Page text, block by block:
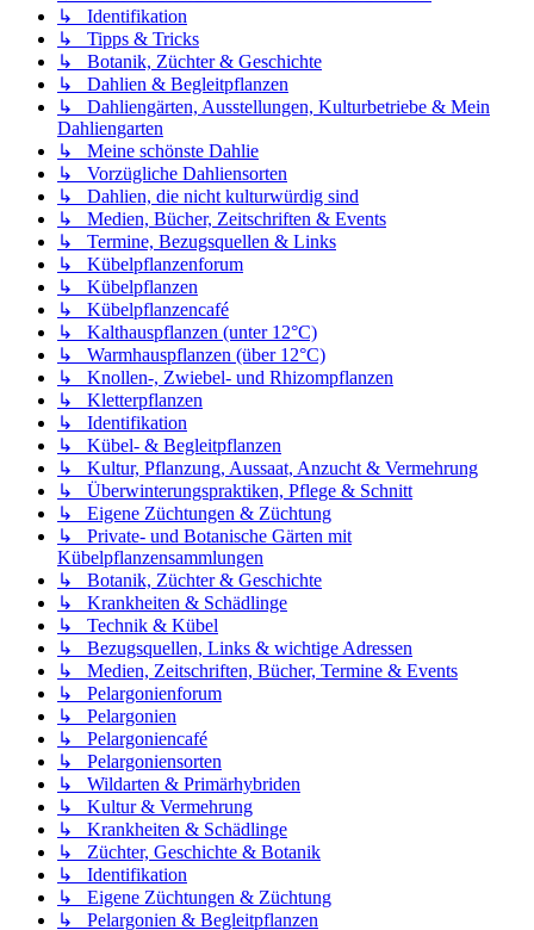
↳ Identifikation
↳ Tipps & Tricks
↳ Botanik, Züchter & Geschichte
↳ Dahlien & Begleitpflanzen
↳ Dahliengärten, Ausstellungen, Kulturbetriebe & Mein
Dahliengarten
↳ Meine schönste Dahlie
↳ Vorzügliche Dahliensorten
↳ Dahlien, die nicht kulturwürdig sind
↳ Medien, Bücher, Zeitschriften & Events
↳ Termine, Bezugsquellen & Links
↳ Kübelpflanzenforum
↳ Kübelpflanzen
↳ Kübelpflanzencafé
↳ Kalthauspflanzen (unter 12°C)
↳ Warmhauspflanzen (über 12°C)
↳ Knollen-, Zwiebel- und Rhizompflanzen
↳ Kletterpflanzen
↳ Identifikation
↳ Kübel- & Begleitpflanzen
↳ Kultur, Pflanzung, Aussaat, Anzucht & Vermehrung
↳ Überwinterungspraktiken, Pflege & Schnitt
↳ Eigene Züchtungen & Züchtung
↳ Private- und Botanische Gärten mit
Kübelpflanzensammlungen
↳ Botanik, Züchter & Geschichte
↳ Krankheiten & Schädlinge
↳ Technik & Kübel
↳ Bezugsquellen, Links & wichtige Adressen
↳ Medien, Zeitschriften, Bücher, Termine & Events
↳ Pelargonienforum
↳ Pelargonien
↳ Pelargoniencafé
↳ Pelargoniensorten
↳ Wildarten & Primärhybriden
↳ Kultur & Vermehrung
↳ Krankheiten & Schädlinge
↳ Züchter, Geschichte & Botanik
↳ Identifikation
↳ Eigene Züchtungen & Züchtung
↳ Pelargonien & Begleitpflanzen